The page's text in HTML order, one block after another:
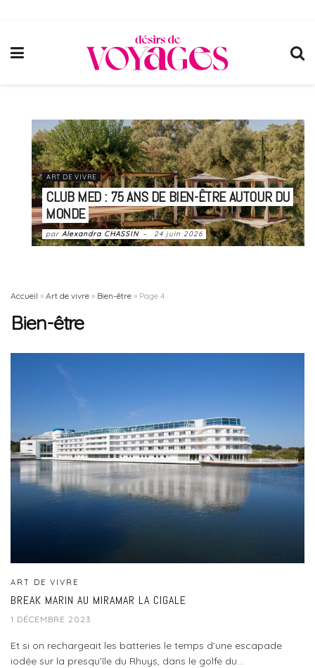
ART DE VIVRE
CLUB MED : 75 ANS DE BIEN-ÊTRE AUTOUR DU
MONDE
par Alexandra CHASSIN 24 juin 2026
Accueil » Art de vivre » Bien-être » Page 4
Bien-être
ART DE VIVRE
BREAK MARIN AU MIRAMAR LA CIGALE
1 DÉCEMBRE 2023
Et si on rechargeait les batteries le temps d’une escapade
iodée sur la presqu’île du Rhuys, dans le golfe du...